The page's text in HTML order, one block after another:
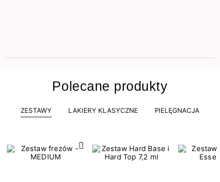
Polecane produkty
ZESTAWY LAKIERY KLASYCZNE PIELĘGNACJA